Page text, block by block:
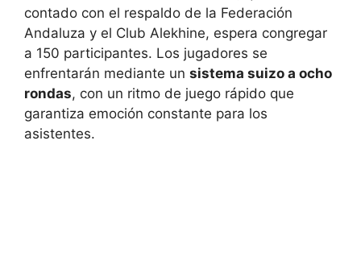
contado con el respaldo de la Federación
Andaluza y el Club Alekhine, espera congregar
a 150 participantes. Los jugadores se
enfrentarán mediante un sistema suizo a ocho
rondas, con un ritmo de juego rápido que
garantiza emoción constante para los
asistentes.